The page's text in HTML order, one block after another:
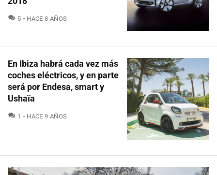
5 COMENTARIOS
HACE 8 AÑOS
En Ibiza habrá cada vez más
coches eléctricos, y en parte
será por Endesa, smart y
Ushaïa
1 COMENTARIOS
HACE 9 AÑOS